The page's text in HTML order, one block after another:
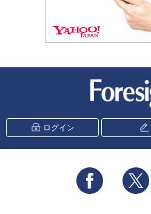
ログイン
Facebook